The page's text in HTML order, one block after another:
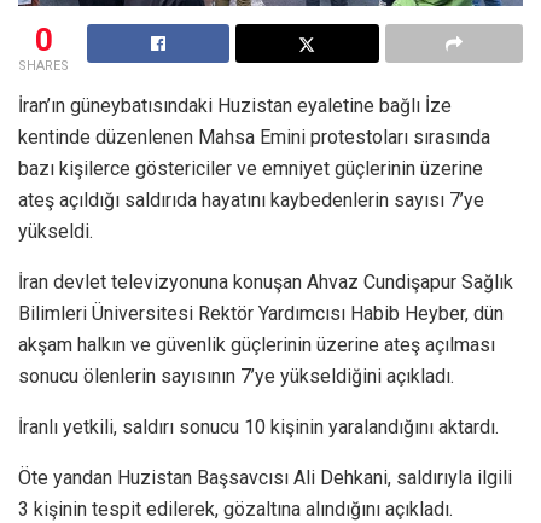
0
SHARES
İran’ın güneybatısındaki Huzistan eyaletine bağlı İze
kentinde düzenlenen Mahsa Emini protestoları sırasında
bazı kişilerce göstericiler ve emniyet güçlerinin üzerine
ateş açıldığı saldırıda hayatını kaybedenlerin sayısı 7’ye
yükseldi.
İran devlet televizyonuna konuşan Ahvaz Cundişapur Sağlık
Bilimleri Üniversitesi Rektör Yardımcısı Habib Heyber, dün
akşam halkın ve güvenlik güçlerinin üzerine ateş açılması
sonucu ölenlerin sayısının 7’ye yükseldiğini açıkladı.
İranlı yetkili, saldırı sonucu 10 kişinin yaralandığını aktardı.
Öte yandan Huzistan Başsavcısı Ali Dehkani, saldırıyla ilgili
3 kişinin tespit edilerek, gözaltına alındığını açıkladı.